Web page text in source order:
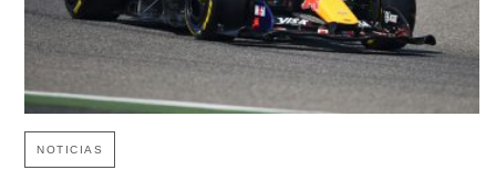
NOTICIAS